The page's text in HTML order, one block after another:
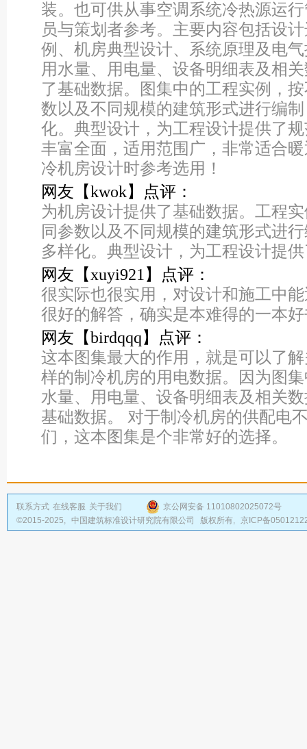
装。也可供从事空调系统冷热源运
员与策划者参考。主要内容包括设
例、机房典型设计、系统原理及电
用水量、用电量、设备明细表及相
了基础数据。图集中的工程实例，
数以及不同规模的建筑形式进行编
化。典型设计，为工程设计提供了
丰富全面，适用范围广，非常适合
冷机房设计时参考选用！
网友【kwok】点评：
为机房设计提供了基础数据。工程
同参数以及不同规模的建筑形式进
多样化。典型设计，为工程设计提
网友【xuyi921】点评：
很实际也很实用，对设计和施工中
很好的解答，确实是本难得的一本
网友【birdqqq】点评：
这本图集最大的作用，就是可以了
样的制冷机房的用电数据。因为图
水量、用电量、设备明细表及相关
基础数据。 对于制冷机房的供配电
们，这本图集是个非常好的选择。
联系方式 在线客服 关于我们
京公网安备 11010802025072号
©2015-2025, 中国建筑标准设计研究院有限公司 版权所有, 京ICP备